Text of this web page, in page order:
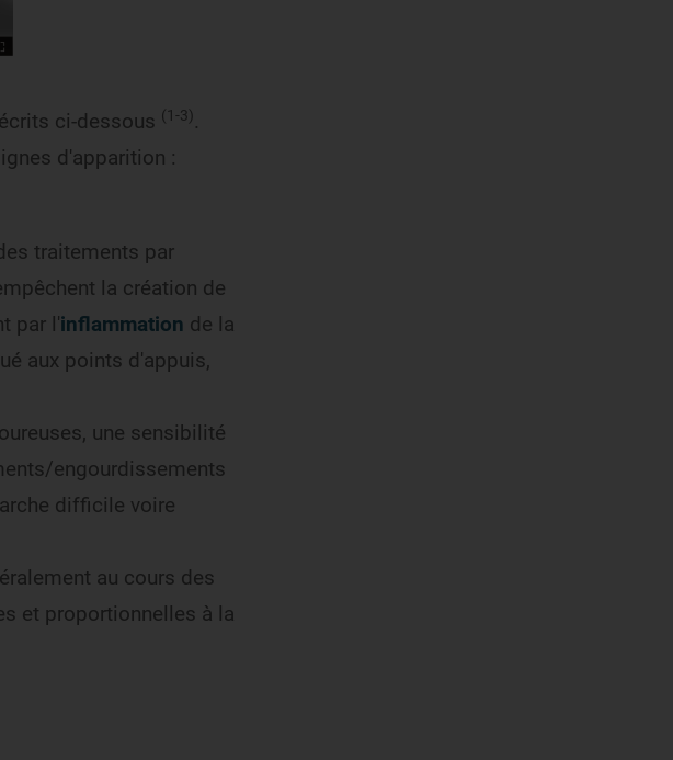
ci-dessous (1-3).
d'apparition :
traitements par
la création de
par l'inflammation de la
aux points d'appuis,
une sensibilité
engourdissements
difficile voire
au cours des
et proportionnelles à la